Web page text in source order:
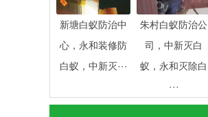
新塘白蚁防治中
心，永和装修防
白蚁，中新灭···
朱村白蚁防治公
司，中新灭白
蚁，永和灭除白
···